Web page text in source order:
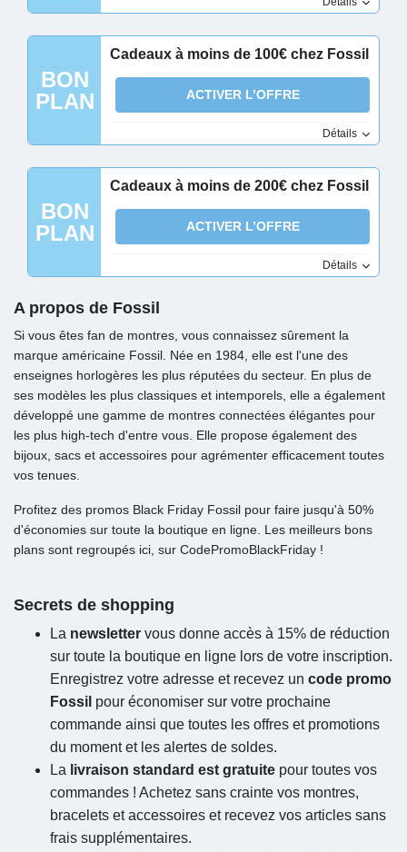
BON
PLAN
Cadeaux à moins de 100€ chez Fossil
ACTIVER L’OFFRE
Détails
BON
PLAN
Cadeaux à moins de 200€ chez Fossil
ACTIVER L’OFFRE
Détails
A propos de Fossil
Si vous êtes fan de montres, vous connaissez sûrement la
marque américaine Fossil. Née en 1984, elle est l'une des
enseignes horlogères les plus réputées du secteur. En plus de
ses modèles les plus classiques et intemporels, elle a également
développé une gamme de montres connectées élégantes pour
les plus high-tech d'entre vous. Elle propose également des
bijoux, sacs et accessoires pour agrémenter efficacement toutes
vos tenues.
Profitez des promos Black Friday Fossil pour faire jusqu'à 50%
d'économies sur toute la boutique en ligne. Les meilleurs bons
plans sont regroupés ici, sur CodePromoBlackFriday !
Secrets de shopping
La newsletter vous donne accès à 15% de réduction
sur toute la boutique en ligne lors de votre inscription.
Enregistrez votre adresse et recevez un code promo
Fossil pour économiser sur votre prochaine
commande ainsi que toutes les offres et promotions
du moment et les alertes de soldes.
La livraison standard est gratuite pour toutes vos
commandes ! Achetez sans crainte vos montres,
bracelets et accessoires et recevez vos articles sans
frais supplémentaires.